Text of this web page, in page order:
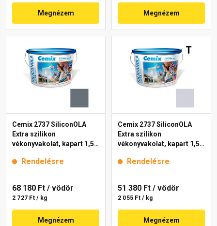
Megnézem Megnézem
Cemix 2737 SiliconOLA
Extra szilikon
vékonyvakolat, kapart 1,5
Rendelésre
68 180 Ft / vödör
2 727 Ft / kg
Megnézem
Cemix 2737 SiliconOLA
Extra szilikon
vékonyvakolat, kapart 1,5
Rendelésre
51 380 Ft / vödör
2 055 Ft / kg
Megnézem